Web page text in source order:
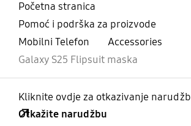
Početna stranica
Pomoć i podrška za proizvode
Mobilni Telefon
Accessories
Galaxy S25 Flipsuit maska
Kliknite ovdje za otkazivanje
Otkažite narudžbu